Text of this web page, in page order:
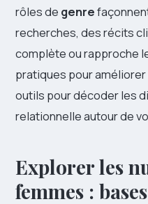
rôles de genre
recherches, des récits
complète ou rapproche
pratiques pour améliorer
outils pour décoder les
relationnelle autour de
Explorer les
femmes :